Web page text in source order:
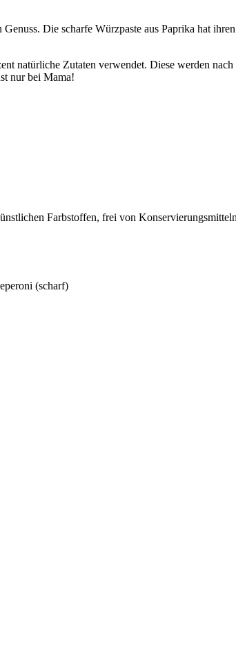
Die scharfe Würzpaste aus Paprika hat
natürliche Zutaten verwendet. Diese werden
nur bei Mama!
Farbstoffen, frei von
(scharf)